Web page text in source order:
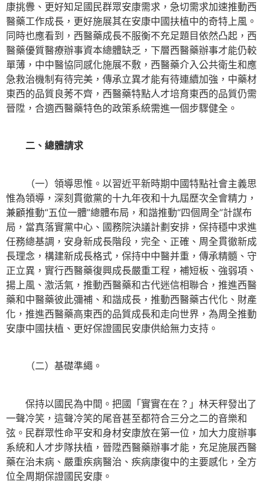
康挑釁、更好知足國民群眾安康需求，急切需求加速推動西
醫藥工作成長，更好施展其在安康中國扶植中的奇特上風。
同時也應看到，西醫藥成長不服衡不充足題目依然凸起，西
醫藥優質醫療辦事資本總體缺乏，下層西醫藥辦事才能仍較
單薄，中中醫協同感化施展不敷，西醫藥介入公共衛生和應
急救治機制有待完美，傳承立異才能有待連續加強，中藥材
東西的品質良莠不齊，西醫藥特點人才培育東西的品質仍需
晉陞，合適西醫藥特色的政策系統需進一個步驟健全。
二、總體請求
（一）領導思惟。以習近平新時期中國特點社會主義思
惟為領導，深刻貫徹黨的十九年夜和十九屆歷次全會精力，
兼顧推動“五位一體”總體布局，和諧推動“四個周全”計謀布
局，當真落實黨中心、國務院決議計劃安排，保持穩中求進
任務總基調，安身新成長階段，完全、正確、周全貫徹新成
長理念，構建新成長格式，保持中中醫并重，傳承精髓、守
正立異，實行西醫藥復興成長嚴重工程，補短板、強弱項、
揚上風、激活氣，推動西醫藥和古代迷信相聯合，推進西醫
藥和中醫藥彼此彌補、和諧成長，推動西醫藥古代化、財產
化，推進西醫藥高東西的品質成長和走向世界，為周全推動
安康中國扶植、更好保證國民安康供給無力支持。
（二）基礎準繩。
保持以國民為中間。把國「實實在在？」林天秤發出了
一聲冷笑，這聲冷笑的尾音甚至都符合三分之二的音樂和
弦。民群眾性命平安和身材安康放在第一位，加大力度辦事
系統和人才步隊扶植，晉陞西醫藥辦事才能，充足施展西醫
藥在治未病、嚴重疾病醫治、疾病康復中的主要感化，全方
位全周期保證國民安康。